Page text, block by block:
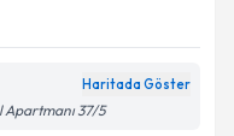
Haritada Göster
Apartmanı 37/5